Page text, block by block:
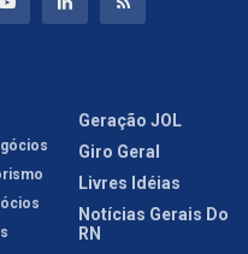
Geração JOL
Giro Geral
Livres Idéias
Notícias Gerais Do
RN